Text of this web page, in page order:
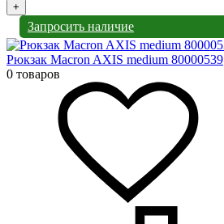
+
Запросить наличие
Рюкзак Macron AXIS medium 80000539
0 товаров